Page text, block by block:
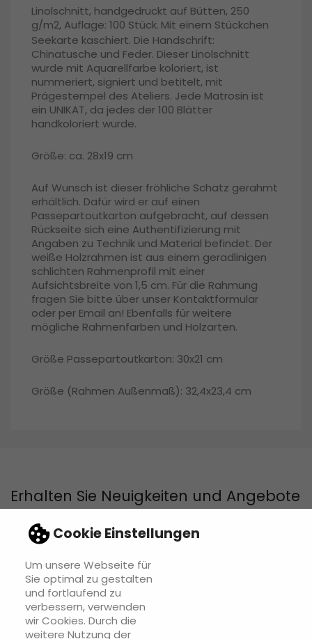
Cookie Einstellungen
Um unsere Webseite für
Sie optimal zu gestalten
und fortlaufend zu
verbessern, verwenden
wir Cookies. Durch die
weitere Nutzung der
Linolschnitt, handgedruckt auf Bütten, 250
g/m2, Auflage: 100 Stück. Mit einem Stückchen
Seekarte kaschiert. Die Handschrift:
Chinatusche und Feder. Dieser Linolschnitt
wurde mit Aquarellfarbe koloriert, ist
nummeriert, signiert und betitelt, mit
Prägestempel des Ateliers. Jede Matrosin ist
ein UNIKAT, da jedes der 100 Blätter
handkoloriert wurde.
Größe: ca. 28x19 cm
Auf Wunsch ist dieser fröhliche Schatz gerahmt
erhältlich. Dafürwird er auf einen
Passepartoutkarton aufgebracht, auf dessen
Rückseite sich eine Authentifizierung mit
Angaben zu Technik und Material befindet. Der
weiße Holzrahmen ist aus einem geradlinigen
schlichten Rahmenprofil mit einer
Aufsichtsbreite von 1,5 cm. Für die Rahmung
fragen Sie bitte über unser Kontaktformular
oder per Email an! Ebenfalls für weitere
mögliche Rahmenfarben und Holzarten.
Größe Passepartoutkarton: 30x21 cm
Größe (Rahmen Außenmaß): 32,4x23,4 cm
Erhalten Sie Neuigkeiten und Angebote
Sie können Ihr Einverständnis jederzeit widerrufen. Unsere
Kontaktinformationen finden Sie u. a. in der Datenschutzerklärung.